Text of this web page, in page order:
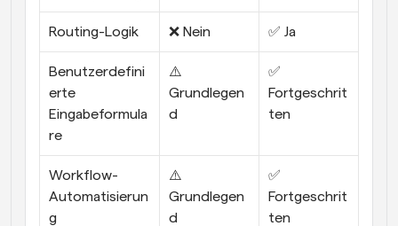
Routing-Logik ❌ Nein ✅ Ja
Benutzerdefini
erte
Eingabeformula
re
⚠️
Grundlegen
d
✅
Fortgeschrit
ten
Workflow-
Automatisierun
g
⚠️
Grundlegen
d
✅
Fortgeschrit
ten